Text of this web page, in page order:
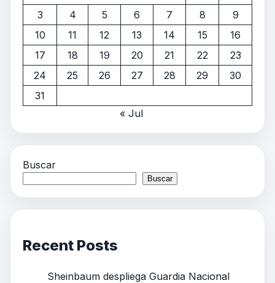
3
4 5 6 7 8
9
10
11 12 13 14 15
16
17
18 19 20 21 22
23
24
25 26 27 28 29
30
31
« Jul
Buscar
Buscar
Recent Posts
Sheinbaum despliega Guardia Nacional